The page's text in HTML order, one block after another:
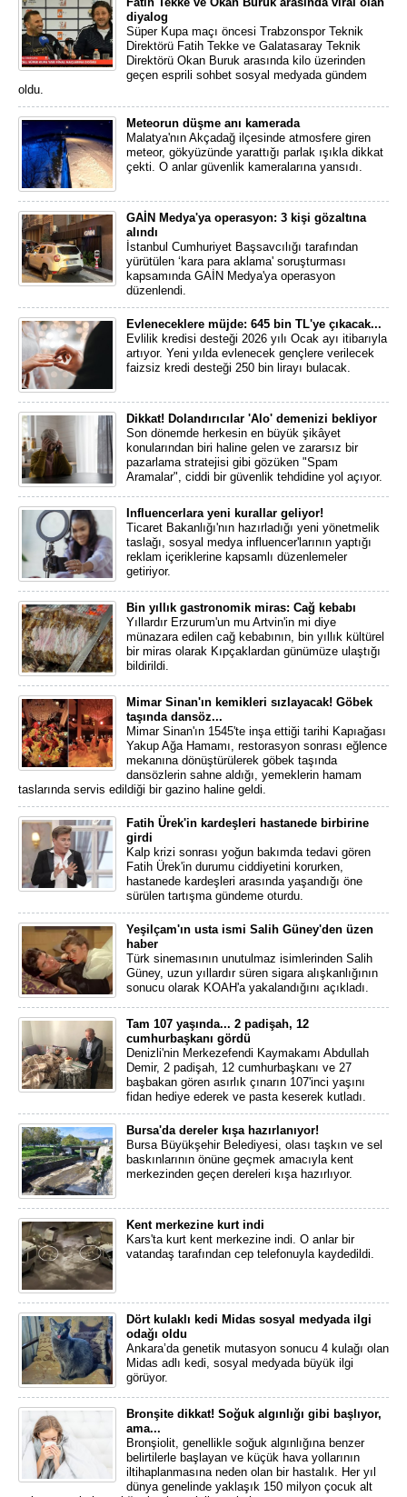
diyalog
Süper Kupa maçı öncesi Trabzonspor Teknik
Direktörü Fatih Tekke ve Galatasaray Teknik
Direktörü Okan Buruk arasında kilo üzerinden
geçen esprili sohbet sosyal medyada gündem
oldu.
Meteorun düşme anı kamerada
Malatya'nın Akçadağ ilçesinde atmosfere giren
meteor, gökyüzünde yarattığı parlak ışıkla dikkat
çekti. O anlar güvenlik kameralarına yansıdı.
GAİN Medya'ya operasyon: 3 kişi gözaltına
alındı
İstanbul Cumhuriyet Başsavcılığı tarafından
yürütülen ‘kara para aklama' soruşturması
kapsamında GAİN Medya'ya operasyon
düzenlendi.
Evleneceklere müjde: 645 bin TL'ye çıkacak...
Evlilik kredisi desteği 2026 yılı Ocak ayı itibarıyla
artıyor. Yeni yılda evlenecek gençlere verilecek
faizsiz kredi desteği 250 bin lirayı bulacak.
Dikkat! Dolandırıcılar 'Alo' demenizi bekliyor
Son dönemde herkesin en büyük şikâyet
konularından biri haline gelen ve zararsız bir
pazarlama stratejisi gibi gözüken "Spam
Aramalar", ciddi bir güvenlik tehdidine yol açıyor.
Influencerlara yeni kurallar geliyor!
Ticaret Bakanlığı'nın hazırladığı yeni yönetmelik
taslağı, sosyal medya influencer'larının yaptığı
reklam içeriklerine kapsamlı düzenlemeler
getiriyor.
Bin yıllık gastronomik miras: Cağ kebabı
Yıllardır Erzurum'un mu Artvin'in mi diye
münazara edilen cağ kebabının, bin yıllık kültürel
bir miras olarak Kıpçaklardan günümüze ulaştığı
bildirildi.
Mimar Sinan'ın kemikleri sızlayacak! Göbek
taşında dansöz...
Mimar Sinan'ın 1545'te inşa ettiği tarihi Kapıağası
Yakup Ağa Hamamı, restorasyon sonrası eğlence
mekanına dönüştürülerek göbek taşında
dansözlerin sahne aldığı, yemeklerin hamam
taslarında servis edildiği bir gazino haline geldi.
Fatih Ürek'in kardeşleri hastanede birbirine
girdi
Kalp krizi sonrası yoğun bakımda tedavi gören
Fatih Ürek'in durumu ciddiyetini korurken,
hastanede kardeşleri arasında yaşandığı öne
sürülen tartışma gündeme oturdu.
Yeşilçam'ın usta ismi Salih Güney'den üzen
haber
Türk sinemasının unutulmaz isimlerinden Salih
Güney, uzun yıllardır süren sigara alışkanlığının
sonucu olarak KOAH'a yakalandığını açıkladı.
Tam 107 yaşında... 2 padişah, 12
cumhurbaşkanı gördü
Denizli'nin Merkezefendi Kaymakamı Abdullah
Demir, 2 padişah, 12 cumhurbaşkanı ve 27
başbakan gören asırlık çınarın 107'inci yaşını
fidan hediye ederek ve pasta keserek kutladı.
Bursa'da dereler kışa hazırlanıyor!
Bursa Büyükşehir Belediyesi, olası taşkın ve sel
baskınlarının önüne geçmek amacıyla kent
merkezinden geçen dereleri kışa hazırlıyor.
Kent merkezine kurt indi
Kars'ta kurt kent merkezine indi. O anlar bir
vatandaş tarafından cep telefonuyla kaydedildi.
Dört kulaklı kedi Midas sosyal medyada ilgi
odağı oldu
Ankara’da genetik mutasyon sonucu 4 kulağı olan
Midas adlı kedi, sosyal medyada büyük ilgi
görüyor.
Bronşite dikkat! Soğuk algınlığı gibi başlıyor,
ama...
Bronşiolit, genellikle soğuk algınlığına benzer
belirtilerle başlayan ve küçük hava yollarının
iltihaplanmasına neden olan bir hastalık. Her yıl
dünya genelinde yaklaşık 150 milyon çocuk alt